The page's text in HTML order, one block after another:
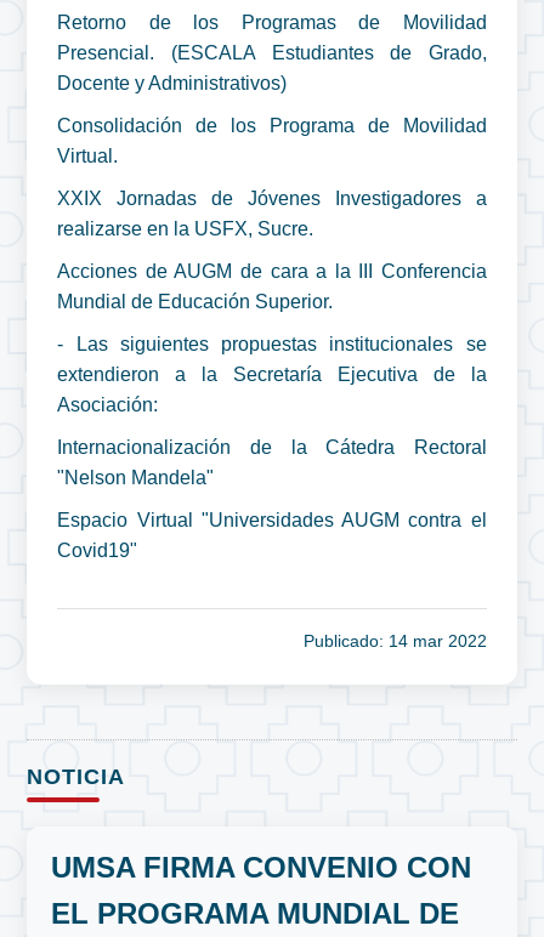
Retorno de los Programas de Movilidad
Presencial. (ESCALA Estudiantes de Grado,
Docente y Administrativos)
Consolidación de los Programa de Movilidad
Virtual.
XXIX Jornadas de Jóvenes Investigadores a
realizarse en la USFX, Sucre.
Acciones de AUGM de cara a la III Conferencia
Mundial de Educación Superior.
- Las siguientes propuestas institucionales se
extendieron a la Secretaría Ejecutiva de la
Asociación:
Internacionalización de la Cátedra Rectoral
"Nelson Mandela"
Espacio Virtual "Universidades AUGM contra el
Covid19"
Publicado: 14 mar 2022
NOTICIA
UMSA FIRMA CONVENIO CON
EL PROGRAMA MUNDIAL DE